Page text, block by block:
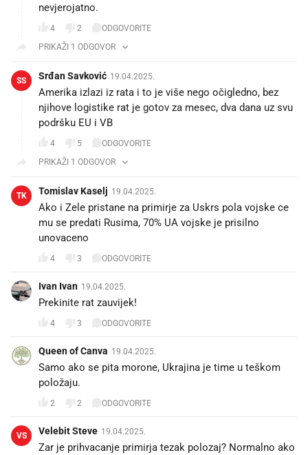
nevjerojatno.
4 2
ODGOVORITE
PRIKAŽI 1 ODGOVOR
SS Srđan Savković 19.04.2025.
Amerika izlazi iz rata i to je više nego očigledno, bez
njihove logistike rat je gotov za mesec, dva dana uz svu
podršku EU i VB
4 5
ODGOVORITE
PRIKAŽI 1 ODGOVOR
TK Tomislav Kaselj 19.04.2025.
Ako i Zele pristane na primirje za Uskrs pola vojske ce
mu se predati Rusima, 70% UA vojske je prisilno
unovaceno
4 3 ODGOVORITE
Ivan Ivan 19.04.2025.
Prekinite rat zauvijek!
4 3 ODGOVORITE
Queen of Canva 19.04.2025.
Samo ako se pita morone, Ukrajina je time u teškom
položaju.
2 2 ODGOVORITE
VS Velebit Steve 19.04.2025.
Zar je prihvacanje primirja tezak polozaj? Normalno ako